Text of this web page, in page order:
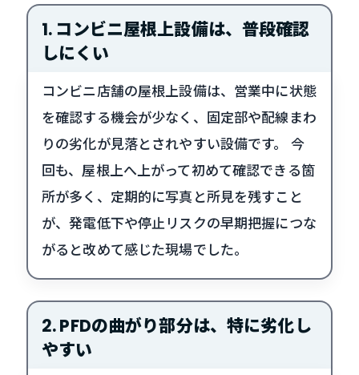
1. コンビニ屋根上設備は、普段確認
しにくい
コンビニ店舗の屋根上設備は、営業中に状態
を確認する機会が少なく、固定部や配線まわ
りの劣化が見落とされやすい設備です。 今
回も、屋根上へ上がって初めて確認できる箇
所が多く、定期的に写真と所見を残すこと
が、発電低下や停止リスクの早期把握につな
がると改めて感じた現場でした。
2. PFDの曲がり部分は、特に劣化し
やすい